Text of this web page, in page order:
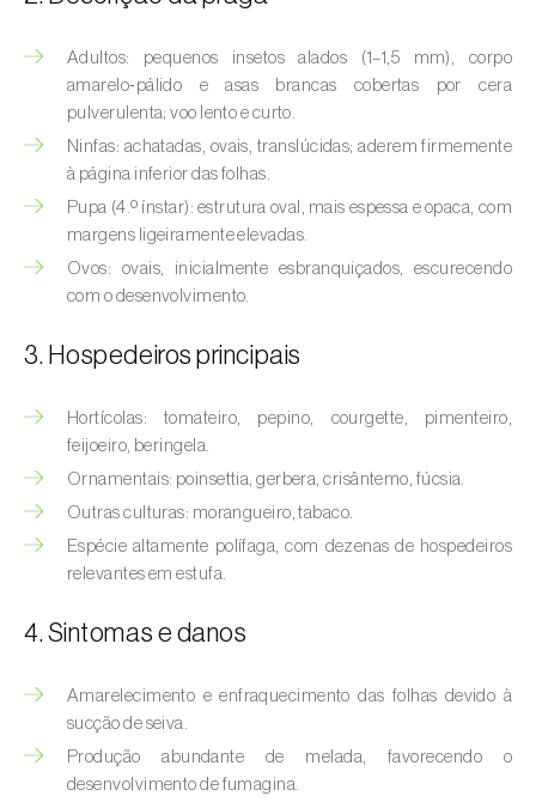
(Hyalopterus pruni )
Afídeo-lanígero-das-macieiras (Eriosoma
lanigerum)
Afídeo-negro-do-feijão (Aphis fabae)
Afídeo-negro-do-pessegueiro
Brachycaudus persicae)
Afídeo-verde (Myzus persicae)
helichrysi)
Afídeo-verde-da-amendoeira
Brachycaudus amygdalinus
Afídeo-verde-da-macieira ( Aphis pomi
Afídeo-verde-dos-citrinos (Aphis
spiraecola)
Afídeos
Aranhiço-vermelho (
Besouro‑verde‑das‑tílias (
Adultos: pequenos insetos alados (1–1,5 mm), corpo
amarelo‑pálido e asas brancas cobertas por cera
pulverulenta; voo lento e curto.
Ninfas: achatadas, ovais, translúcidas; aderem firmemente
à página inferior das folhas.
Pupa (4.º ínstar): estrutura oval, mais espessa e opaca, com
margens ligeiramente elevadas.
Ovos: ovais, inicialmente esbranquiçados, escurecendo
com o desenvolvimento.
3. Hospedeiros principais
Hortícolas: tomateiro, pepino, courgette, pimenteiro,
feijoeiro, beringela.
Ornamentais: poinsettia, gerbera, crisântemo, fúcsia.
Outras culturas: morangueiro, tabaco.
Espécie altamente polífaga, com dezenas de hospedeiros
relevantes em estufa.
4. Sintomas e danos
Amarelecimento e enfraquecimento das folhas devido à
sucção de seiva.
Produção abundante de melada, favorecendo o
desenvolvimento de fumagina.